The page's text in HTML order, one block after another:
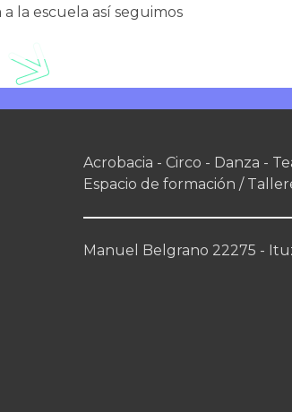
la escuela así seguimos
Acrobacia - Circo - Danza -
Espacio de formación /
Manuel Belgrano 22275 -